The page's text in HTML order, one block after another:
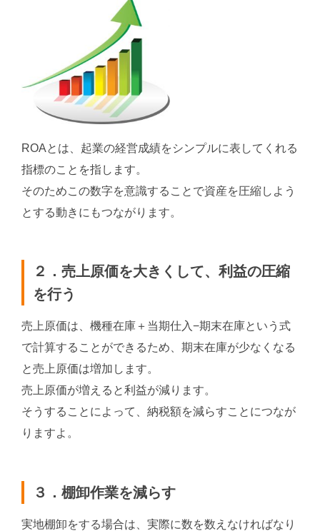
ROAとは、起業の経営成績をシンプルに表してくれる
指標のことを指します。
そのためこの数字を意識することで資産を圧縮しよう
とする動きにもつながります。
２．売上原価を大きくして、利益の圧縮
を行う
売上原価は、機種在庫＋当期仕入−期末在庫という式
で計算することができるため、期末在庫が少なくなる
と売上原価は増加します。
売上原価が増えると利益が減ります。
そうすることによって、納税額を減らすことにつなが
りますよ。
３．棚卸作業を減らす
実地棚卸をする場合は、実際に数を数えなければなり